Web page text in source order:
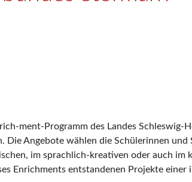
ment-Programm des Landes
Angebote wählen die Schülerinnen
im sprachlich-kreativen oder auch im
Enrichments entstandenen Projekte